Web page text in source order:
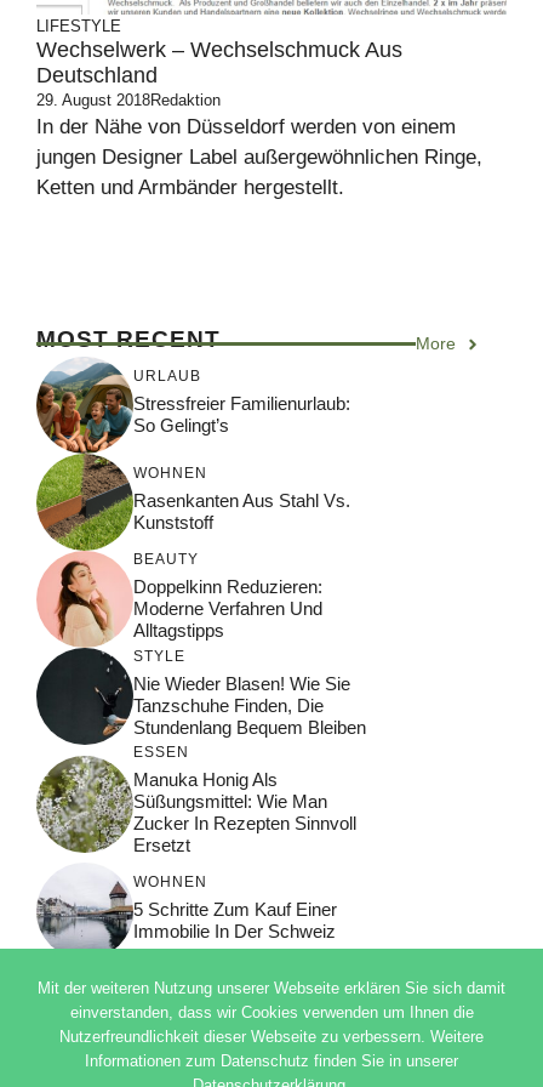
LIFESTYLE
Wechselwerk – Wechselschmuck Aus
Deutschland
29. August 2018Redaktion
In der Nähe von Düsseldorf werden von einem
jungen Designer Label außergewöhnlichen Ringe,
Ketten und Armbänder hergestellt.
MOST RECENT More
URLAUB
Stressfreier Familienurlaub:
So Gelingt’s
WOHNEN
Rasenkanten Aus Stahl Vs.
Kunststoff
BEAUTY
Doppelkinn Reduzieren:
Moderne Verfahren Und
Alltagstipps
STYLE
Nie Wieder Blasen! Wie Sie
Tanzschuhe Finden, Die
Stundenlang Bequem Bleiben
ESSEN
Manuka Honig Als
Süßungsmittel: Wie Man
Zucker In Rezepten Sinnvoll
Ersetzt
WOHNEN
5 Schritte Zum Kauf Einer
Immobilie In Der Schweiz
© 2026 ADSIMPLE
DATENSCHUTZERKLÄRUNG
Mit der weiteren Nutzung unserer Webseite erklären Sie sich damit
einverstanden, dass wir Cookies verwenden um Ihnen die
Nutzerfreundlichkeit dieser Webseite zu verbessern. Weitere
Informationen zum Datenschutz finden Sie in unserer